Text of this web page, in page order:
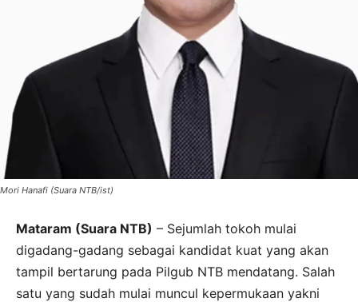
Mori Hanafi (Suara NTB/ist)
Mataram (Suara NTB) – Sejumlah tokoh mulai
digadang-gadang sebagai kandidat kuat yang akan
tampil bertarung pada Pilgub NTB mendatang. Salah
satu yang sudah mulai muncul kepermukaan yakni